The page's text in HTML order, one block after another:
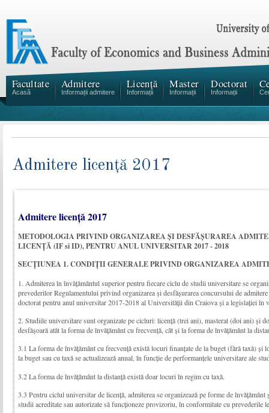
Facultate
Acasă
Admitere
Informații admitere
Licență
Informații
Master
Informații
Doctorat
Informații
Admitere licenţă 2017
Admitere licenţă 2017
METODOLOGIA PRIVIND ORGANIZAREA ŞI DESFĂŞURAREA
LICENȚĂ (IF si ID), PENTRU ANUL UNIVERSITAR 2017 - 2018
SECȚIUNEA 1. CONDIȚII GENERALE PRIVIND ORGANIZAREA
1. Admiterea în învăţământul superior pentru fiecare ciclu de studii uni­ver­sitare se
preve­derilor Regulamentului privind organizarea și desfășurarea concursului de
doctorat pentru anul universitar 2017-2018 al Universităţii din Craiova și a legislaţiei în
2. Studiile universitare sunt organizate pe cicluri: licenţă (trei ani), masterat (doi ani) şi
desfăşoară atât la forma de învăţământ cu frecvenţă, cât şi la forma de învăţământ la
3.1 La forma de învăţământ cu frecvenţă există locuri finanţate de la buget (fără taxă) şi
la buget sau cu taxă se actualizează anual, în funcţie de performanţele universitare ale
3.2 La forma de învăţământ la distanţă există doar locuri în regim cu taxă.
3.3 Pentru ciclul universitar de licenţă, admiterea se organizează pe forme de
studii acreditate sau autorizate să funcţioneze provizoriu, în conformitate cu prevederile